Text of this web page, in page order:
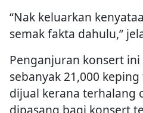
“Nak keluarkan
semak fakta dahulu,”
Penganjuran konsert
sebanyak 21,000
dijual kerana terhalang